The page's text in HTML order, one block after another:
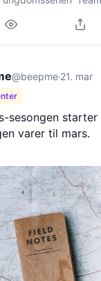
@beepme·21. mar
sesongen
varer til mars.